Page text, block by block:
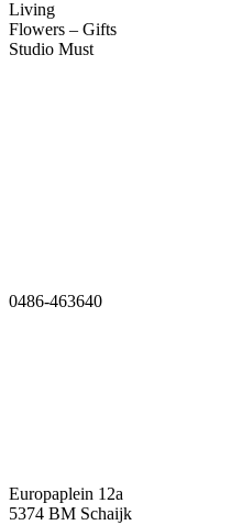
Living
Flowers – Gifts
Studio Must
0486-463640
Europaplein 12a
5374 BM Schaijk